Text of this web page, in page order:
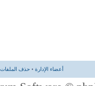
أعضاء الإدارة • حذف الملفات